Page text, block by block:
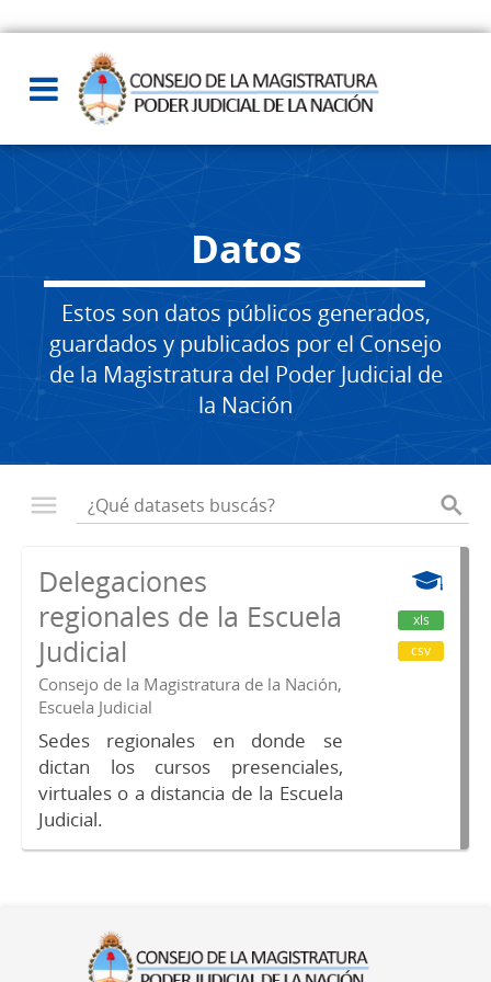
Datos
Estos son datos públicos generados,
guardados y publicados por el Consejo
de la Magistratura del Poder Judicial de
la Nación
Delegaciones
regionales de la Escuela
Judicial
Consejo de la Magistratura de la Nación,
Escuela Judicial
Sedes regionales en donde se
dictan los cursos presenciales,
virtuales o a distancia de la Escuela
Judicial.
xls
csv